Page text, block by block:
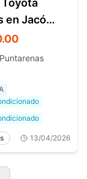
en Jacó
– Venta y
13/04/2026